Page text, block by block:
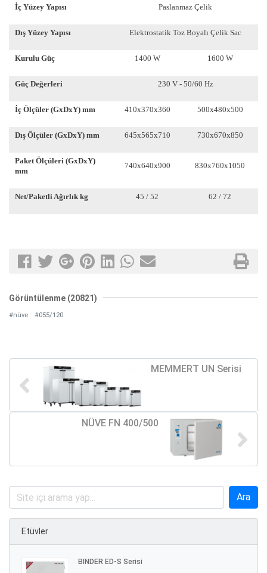
İç Yüzey Yapısı Paslanmaz Çelik
Dış Yüzey Yapısı Elektrostatik Toz Boyalı Çelik Sac
Kurulu Güç 1400 W 1600 W
Güç Değerleri 230 V - 50/60 Hz
İç Ölçüler (GxDxY) mm 410x370x360 500x480x500
Dış Ölçüler (GxDxY) mm 645x565x710 730x670x850
Paket Ölçüleri (GxDxY)
mm
740x640x900 830x760x1050
Net/Paketli Ağırlık kg 45 / 52 62 / 72
Görüntülenme (20821)
#nüve #055/120
MEMMERT UN Serisi
NÜVE FN 400/500
Etüvler
BINDER ED-S Serisi